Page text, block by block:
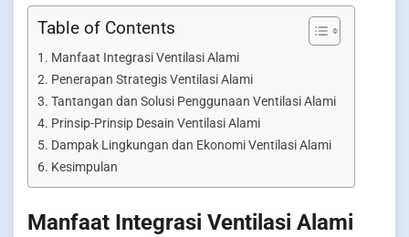
Table of Contents
Manfaat Integrasi Ventilasi Alami
Penerapan Strategis Ventilasi Alami
Tantangan dan Solusi Penggunaan Ventilasi Alami
Prinsip-Prinsip Desain Ventilasi Alami
Dampak Lingkungan dan Ekonomi Ventilasi Alami
Kesimpulan
Manfaat Integrasi Ventilasi Alami